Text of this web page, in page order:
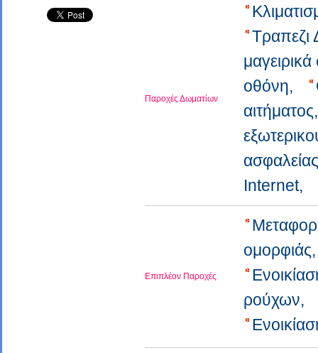
Παροχές Δωματίων
οθόνη,
Internet,
Επιπλέον Παροχές
ρούχων,